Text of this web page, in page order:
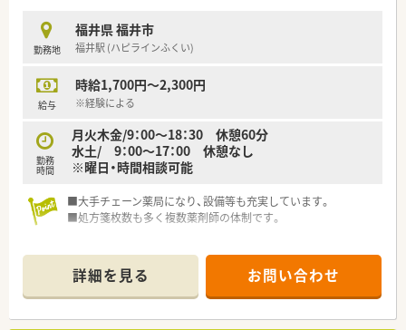
■心のこもった医療と福祉の提供を基本理念とし、患者様の尊厳
を大切にしたケアを実践しています
■福井市内で専門性の高い医療を提供しており、地域における精
勤務地
福井県 福井市
福井駅 (ハピラインふくい)
給与
時給1,700円～2,300円
※経験による
勤務
時間
月火木金/9：00～18：30 休憩60分
水土/ 9：00～17：00 休憩なし
※曜日・時間相談可能
■大手チェーン薬局になり、設備等も充実しています。
■処方箋枚数も多く複数薬剤師の体制です。
詳細を見る お問い合わせ